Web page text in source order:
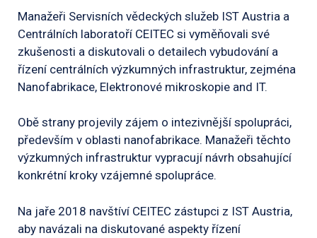
Manažeři Servisních vědeckých služeb IST Austria a
Centrálních laboratoří CEITEC si vyměňovali své
zkušenosti a diskutovali o detailech vybudování a
řízení centrálních výzkumných infrastruktur, zejména
Nanofabrikace, Elektronové mikroskopie and IT.
Obě strany projevily zájem o intezivnější spolupráci,
především v oblasti nanofabrikace. Manažeři těchto
výzkumných infrastruktur vypracují návrh obsahující
konkrétní kroky vzájemné spolupráce.
Na jaře 2018 navštíví CEITEC zástupci z IST Austria,
aby navázali na diskutované aspekty řízení